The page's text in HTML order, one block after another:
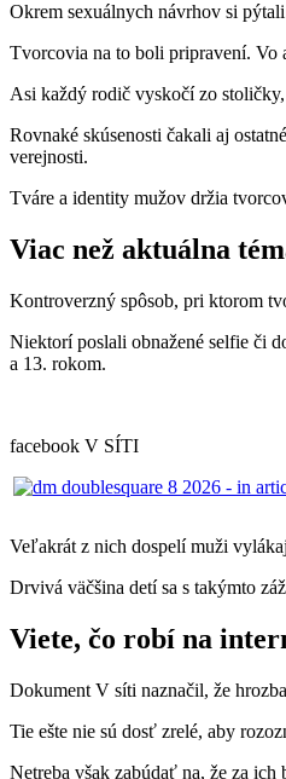
Okrem sexuálnych návrhov si
Tvorcovia na to boli pripravení. Vo
Asi každý rodič vyskočí zo
Rovnaké skúsenosti čakali aj
verejnosti.
Tváre a identity mužov držia
Viac než aktuálna
Kontroverzný spôsob, pri ktorom
Niektorí poslali obnažené selfie či
a 13. rokom.
facebook V SÍTI
Veľakrát z nich dospelí muži
Drvivá väčšina detí sa s takýmto
Viete, čo robí na
Dokument V síti naznačil, že
Tie ešte nie sú dosť zrelé, aby
Netreba však zabúdať na, že za